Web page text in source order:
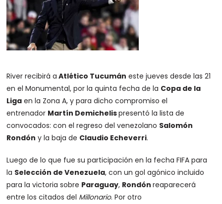
River recibirá a Atlético Tucumán este jueves desde las 21
en el Monumental, por la quinta fecha de la Copa de la
Liga en la Zona A, y para dicho compromiso el
entrenador Martín Demichelispresentó la lista de
convocados: con el regreso del venezolano Salomón
Rondón y la baja de Claudio Echeverri.
Luego de lo que fue su participación en la fecha FIFA para
la Selección de Venezuela, con un gol agónico incluido
para la victoria sobre Paraguay, Rondónreaparecerá
entre los citados del Millonario. Por otro